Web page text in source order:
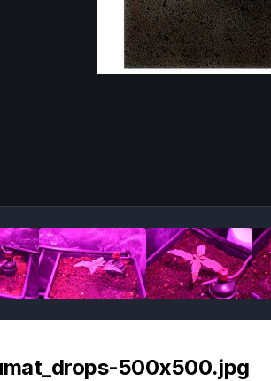
500x500.jpg